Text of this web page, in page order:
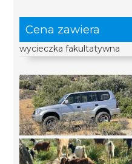
Cena zawiera
wycieczka fakultatywna